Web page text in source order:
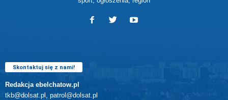
Skontaktuj się z nami!
Redakcja ebelchatow.pl
tkb@dolsat.pl, patrol@dolsat.pl